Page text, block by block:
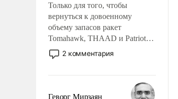
Только для того, чтобы
вернуться к довоенному
объему запасов ракет
Tomahawk, THAAD и Patriot
США потребуется более трех
лет. Даже небольшая война с
Сложившаяся ситуация
2 комментария
Геворг Мирзаян